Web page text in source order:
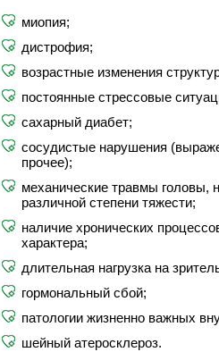
миопия;
дистрофия;
возрастные изменения
постоянные стрессовые
сахарный диабет;
сосудистые нарушения
прочее);
механические травмы головы,
различной степени тяжести;
наличие хронических
характера;
длительная нагрузка на
гормональный сбой;
патологии жизненно важных
шейный атеросклероз.